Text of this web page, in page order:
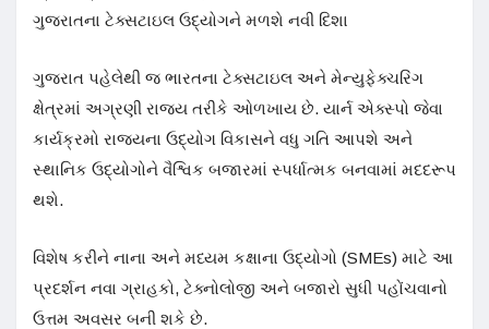
ગુજરાતના ટેક્સટાઇલ ઉદ્યોગને મળશે નવી દિશા
ગુજરાત પહેલેથી જ ભારતના ટેક્સટાઇલ અને મેન્યુફેક્ચરિંગ
ક્ષેત્રમાં અગ્રણી રાજ્ય તરીકે ઓળખાય છે. યાર્ન એક્સ્પો જેવા
કાર્યક્રમો રાજ્યના ઉદ્યોગ વિકાસને વધુ ગતિ આપશે અને
સ્થાનિક ઉદ્યોગોને વૈશ્વિક બજારમાં સ્પર્ધાત્મક બનવામાં મદદરૂપ
થશે.
વિશેષ કરીને નાના અને મધ્યમ કક્ષાના ઉદ્યોગો (SMEs) માટે આ
પ્રદર્શન નવા ગ્રાહકો, ટેક્નોલોજી અને બજારો સુધી પહોંચવાનો
ઉત્તમ અવસર બની શકે છે.